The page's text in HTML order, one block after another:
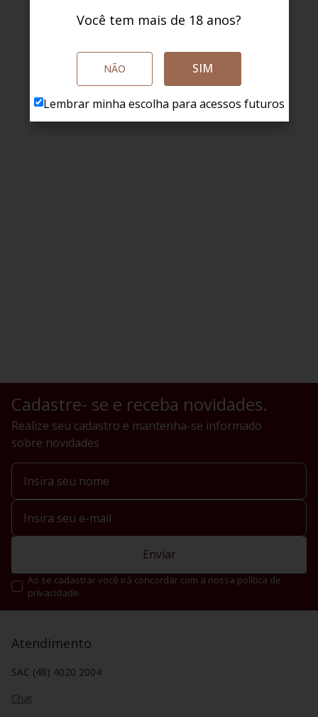
Cadastre- se e receba novidades.
Realize seu cadastro e mantenha-se informado
sobre novidades
Enviar
Ao se cadastrar você irá concordar com a nossa política de
privacidade.
Atendimento
SAC (48) 4020 2004
Chat
Você tem mais de 18 anos?
NÃO SIM
Lembrar minha escolha para acessos futuros